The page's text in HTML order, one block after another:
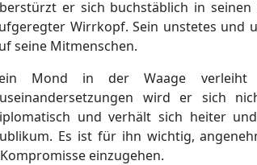
er sich buchstäblich in
Wirrkopf. Sein unstetes und
seine Mitmenschen.
Mond in der Waage verleiht
wird er sich
und verhält sich heiter
Es ist für ihn wichtig,
einzugehen.